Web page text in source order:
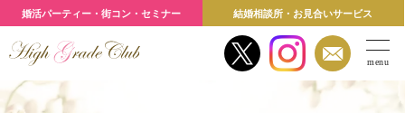
婚活パーティー・街コン・セミナー 結婚相談所・お見合いサービス
menu